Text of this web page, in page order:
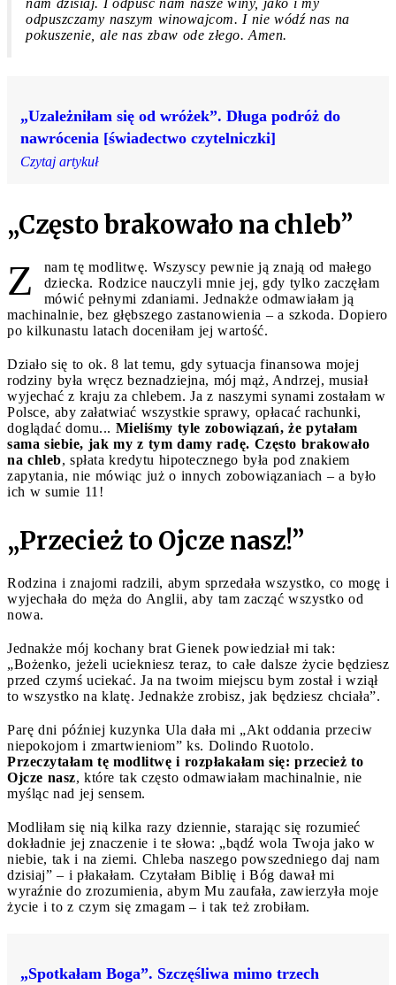
odpuszczamy naszym winowajcom. I nie wódź nas na
pokuszenie, ale nas zbaw ode złego. Amen.
„Uzależniłam się od wróżek”. Długa podróż do
nawrócenia [świadectwo czytelniczki]
Czytaj artykuł
„Często brakowało na chleb”
Z
nam tę modlitwę. Wszyscy pewnie ją znają od małego
dziecka. Rodzice nauczyli mnie jej, gdy tylko zaczęłam
mówić pełnymi zdaniami. Jednakże odmawiałam ją
machinalnie, bez głębszego zastanowienia – a szkoda. Dopiero
po kilkunastu latach doceniłam jej wartość.
Działo się to ok. 8 lat temu, gdy sytuacja finansowa mojej
rodziny była wręcz beznadziejna, mój mąż, Andrzej, musiał
wyjechać z kraju za chlebem. Ja z naszymi synami zostałam w
Polsce, aby załatwiać wszystkie sprawy, opłacać rachunki,
doglądać domu... Mieliśmy tyle zobowiązań, że pytałam
sama siebie, jak my z tym damy radę. Często brakowało
na chleb, spłata kredytu hipotecznego była pod znakiem
zapytania, nie mówiąc już o innych zobowiązaniach – a było
ich w sumie 11!
„Przecież to Ojcze nasz!”
Rodzina i znajomi radzili, abym sprzedała wszystko, co mogę i
wyjechała do męża do Anglii, aby tam zacząć wszystko od
nowa.
Jednakże mój kochany brat Gienek powiedział mi tak:
„Bożenko, jeżeli uciekniesz teraz, to całe dalsze życie będziesz
przed czymś uciekać. Ja na twoim miejscu bym został i wziął
to wszystko na klatę. Jednakże zrobisz, jak będziesz chciała”.
Parę dni później kuzynka Ula dała mi „Akt oddania przeciw
niepokojom i zmartwieniom” ks. Dolindo Ruotolo.
Przeczytałam tę modlitwę i rozpłakałam się: przecież to
Ojcze nasz, które tak często odmawiałam machinalnie, nie
myśląc nad jej sensem.
Modliłam się nią kilka razy dziennie, starając się rozumieć
dokładnie jej znaczenie i te słowa: „bądź wola Twoja jako w
niebie, tak i na ziemi. Chleba naszego powszedniego daj nam
dzisiaj” – i płakałam. Czytałam Biblię i Bóg dawał mi
wyraźnie do zrozumienia, abym Mu zaufała, zawierzyła moje
życie i to z czym się zmagam – i tak też zrobiłam.
„Spotkałam Boga”. Szczęśliwa mimo trzech